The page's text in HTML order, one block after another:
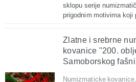
sklopu serije
prigodnim motivima koji
Zlatne i srebrne
kovanice "200.
Samoborskog
Numizmaticke kovanice,